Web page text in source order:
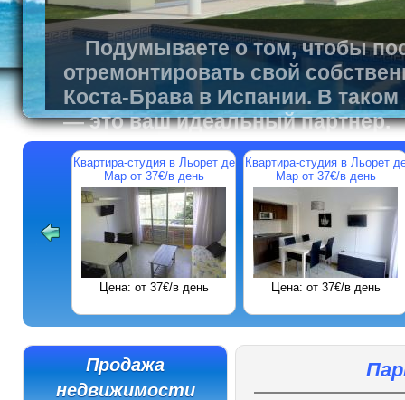
Подумываете о том, чтобы
отремонтировать свой
Коста-Брава в Испании. В
— это ваш идеальный партнер.
Квартира-студия в Льорет де
Мар от 37€/в день
Цена: от 37€/в день
Квартира-студия в Льорет
Мар от 37€/в день
Цена: от 37€/в день
Продажа
недвижимости